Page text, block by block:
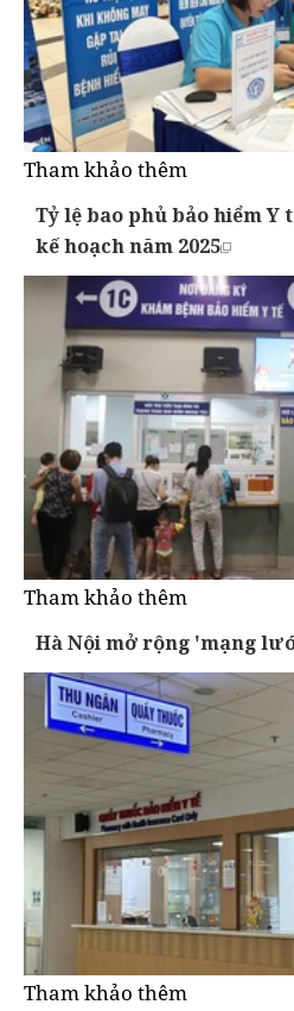
Tham khảo thêm
Tỷ lệ bao phủ bảo hiểm Y
kế hoạch năm 2025
Tham khảo thêm
Hà Nội mở rộng 'mạng
Tham khảo thêm